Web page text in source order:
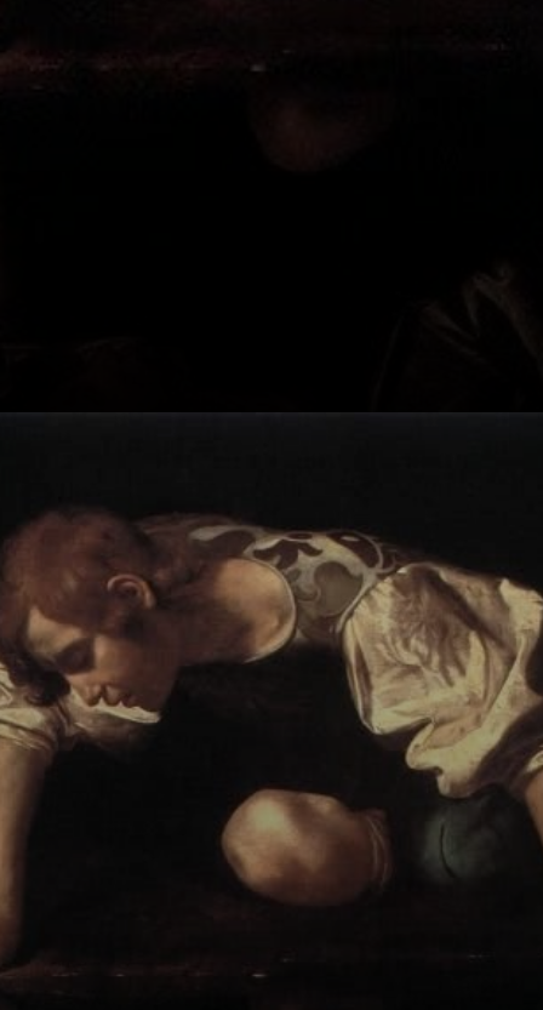
Narcisse é
considerada uma
das obras mais
emblemáticas de
Caravaggio.